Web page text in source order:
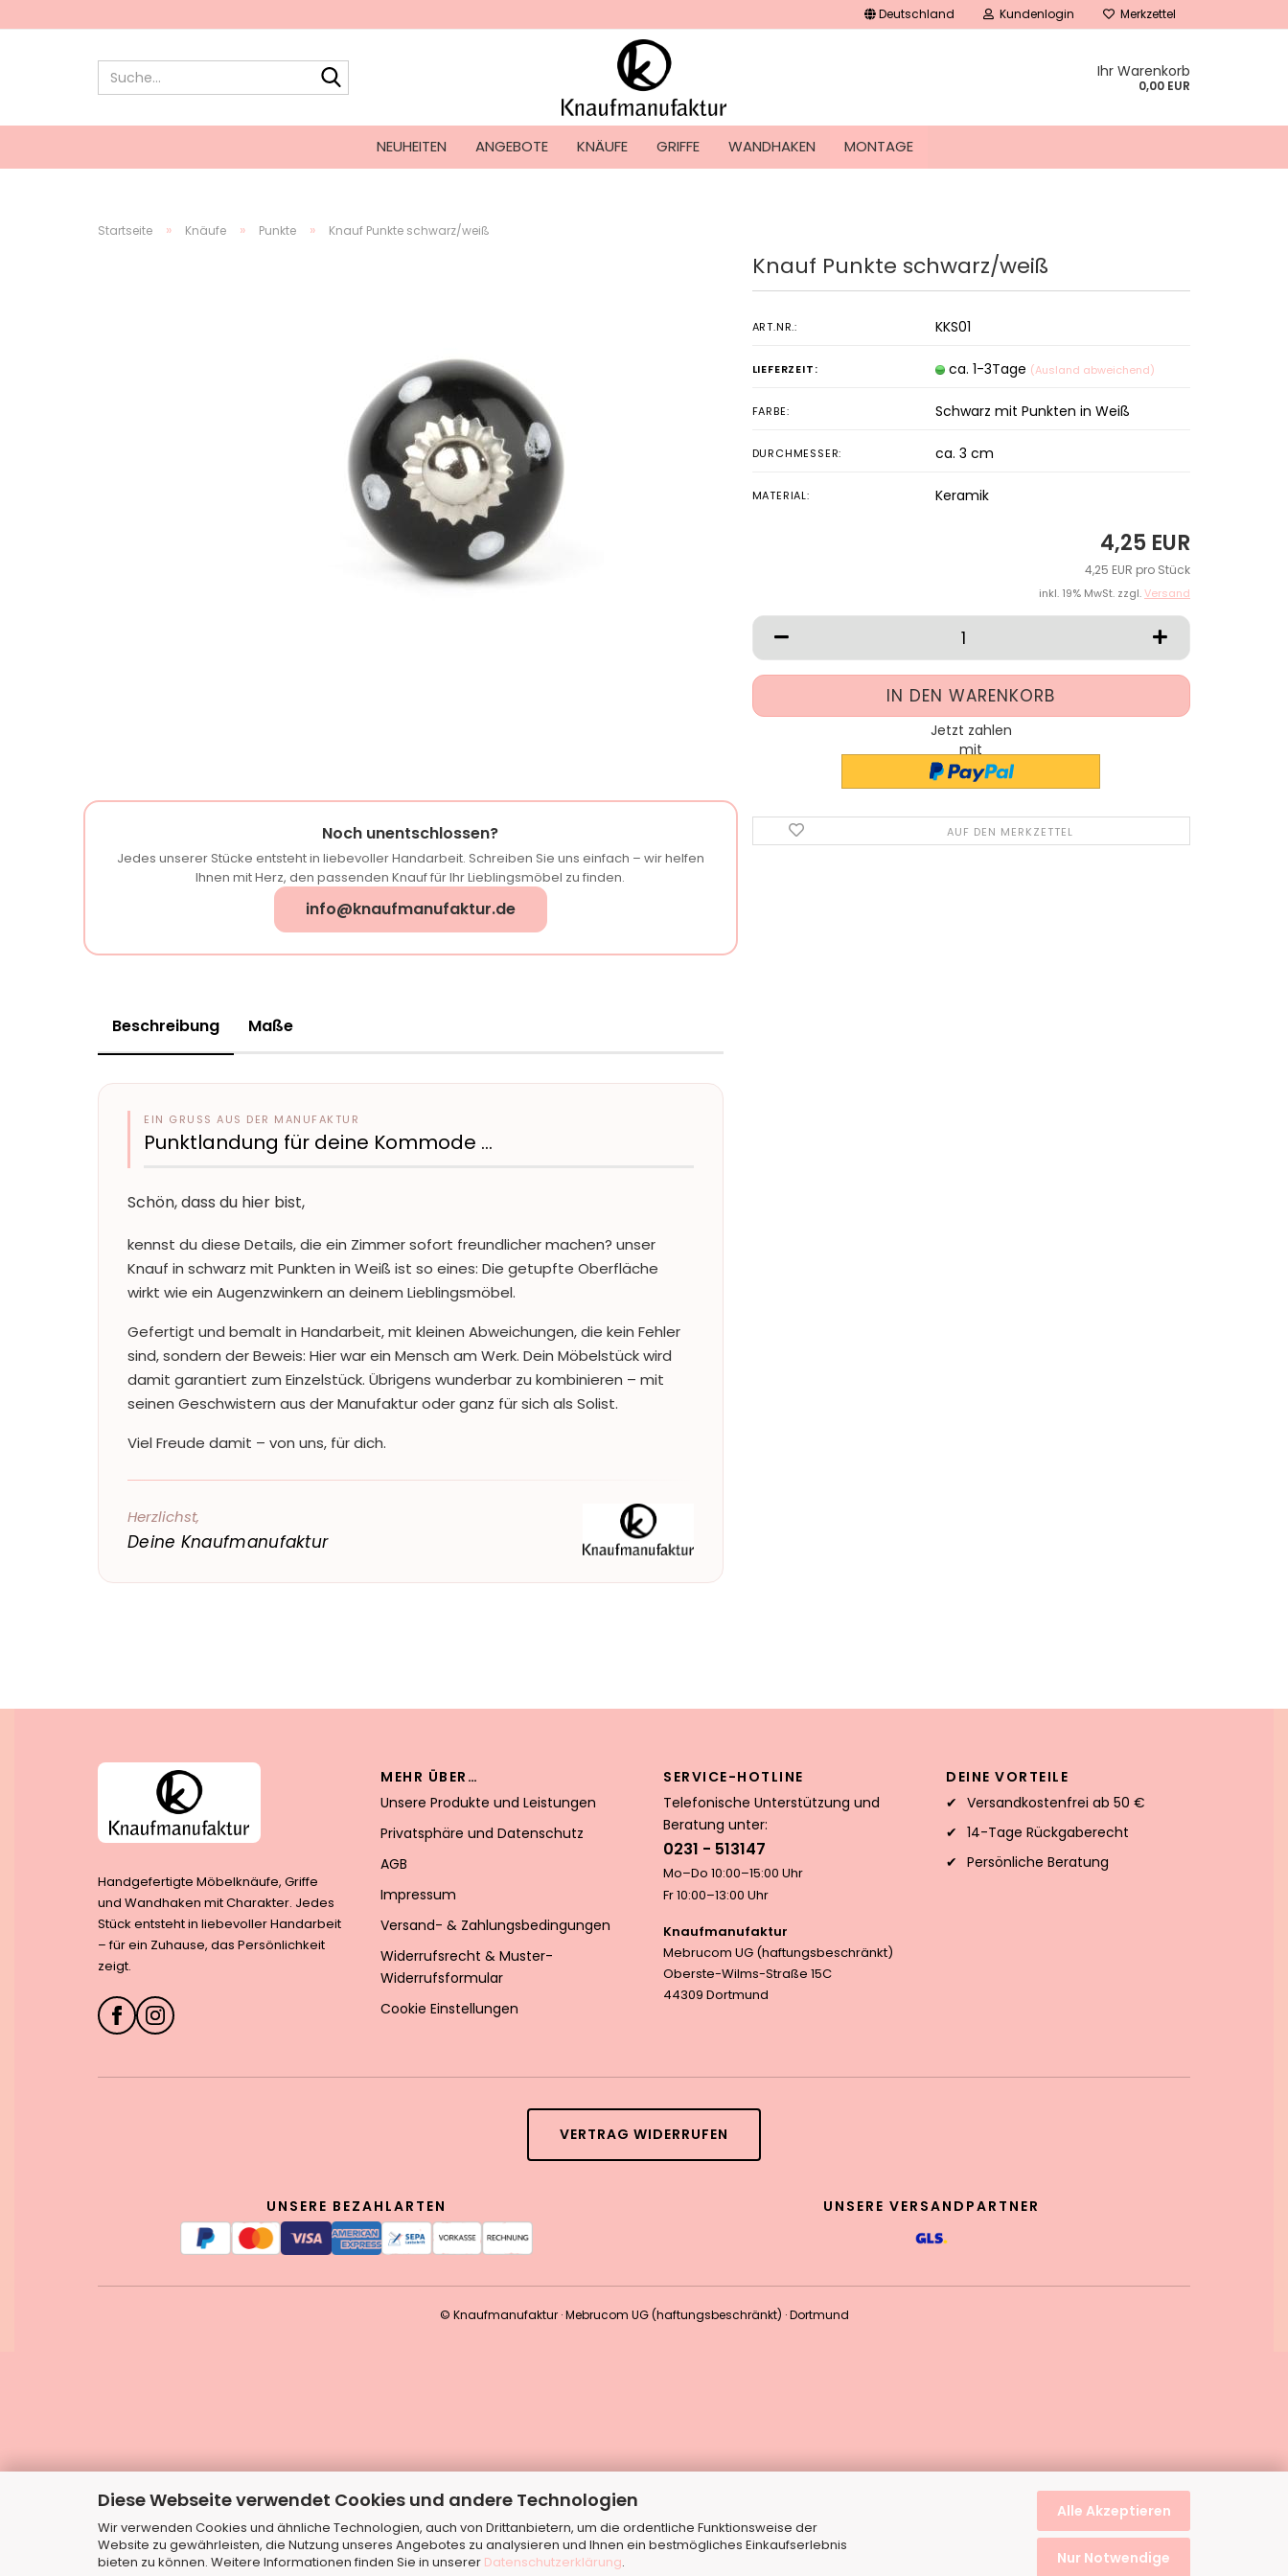
Diese Webseite verwendet Cookies und andere Technologien
Wir verwenden Cookies und ähnliche Technologien, auch von Drittanbietern, um die ordentliche Funktionsweise der
Website zu gewährleisten, die Nutzung unseres Angebotes zu analysieren und Ihnen ein bestmögliches Einkaufserlebnis
bieten zu können. Weitere Informationen finden Sie in unserer Datenschutzerklärung.
Alle Akzeptieren
Nur Notwendige
Deutschland Kundenlogin Merkzettel
Ihr Warenkorb
0,00 EUR
NEUHEITEN ANGEBOTE KNÄUFE GRIFFE WANDHAKEN MONTAGE
Startseite » Knäufe » Punkte » Knauf Punkte schwarz/weiß
Knauf Punkte schwarz/weiß
ART.NR.: KKS01
LIEFERZEIT: ca. 1-3Tage (Ausland abweichend)
FARBE: Schwarz mit Punkten in Weiß
DURCHMESSER: ca. 3 cm
MATERIAL: Keramik
4,25 EUR
4,25 EUR pro Stück
inkl. 19% MwSt. zzgl.Versand
Jetzt zahlen
mit
AUF DEN MERKZETTEL
Noch unentschlossen?
Jedes unserer Stücke entsteht in liebevoller Handarbeit. Schreiben Sie uns einfach – wir helfen
Ihnen mit Herz, den passenden Knauf für Ihr Lieblingsmöbel zu finden.
info@knaufmanufaktur.de
Beschreibung Maße
EIN GRUSS AUS DER MANUFAKTUR
Punktlandung für deine Kommode …
Schön, dass du hier bist,
kennst du diese Details, die ein Zimmer sofort freundlicher machen? unser
Knauf in schwarz mit Punkten in Weiß ist so eines: Die getupfte Oberfläche
wirkt wie ein Augenzwinkern an deinem Lieblingsmöbel.
Gefertigt und bemalt in Handarbeit, mit kleinen Abweichungen, die kein Fehler
sind, sondern der Beweis: Hier war ein Mensch am Werk. Dein Möbelstück wird
damit garantiert zum Einzelstück. Übrigens wunderbar zu kombinieren – mit
seinen Geschwistern aus der Manufaktur oder ganz für sich als Solist.
Viel Freude damit – von uns, für dich.
Herzlichst,
Deine Knaufmanufaktur
Handgefertigte Möbelknäufe, Griffe
und Wandhaken mit Charakter. Jedes
Stück entsteht in liebevoller Handarbeit
– für ein Zuhause, das Persönlichkeit
zeigt.
MEHR ÜBER…
Unsere Produkte und Leistungen
Privatsphäre und Datenschutz
AGB
Impressum
Versand- & Zahlungsbedingungen
Widerrufsrecht & Muster-
Widerrufsformular
Cookie Einstellungen
SERVICE-HOTLINE
Telefonische Unterstützung und
Beratung unter:
0231 - 513147
Mo–Do 10:00–15:00 Uhr
Fr 10:00–13:00 Uhr
Knaufmanufaktur
Mebrucom UG (haftungsbeschränkt)
Oberste-Wilms-Straße 15C
44309 Dortmund
DEINE VORTEILE
Versandkostenfrei ab 50 €
14-Tage Rückgaberecht
Persönliche Beratung
VERTRAG WIDERRUFEN
UNSERE BEZAHLARTEN UNSERE VERSANDPARTNER
© Knaufmanufaktur · Mebrucom UG (haftungsbeschränkt) · Dortmund